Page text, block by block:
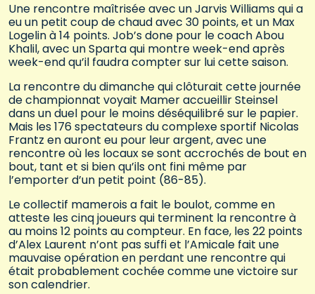
Une rencontre maîtrisée avec un Jarvis Williams qui a
eu un petit coup de chaud avec 30 points, et un Max
Logelin à 14 points. Job’s done pour le coach Abou
Khalil, avec un Sparta qui montre week-end après
week-end qu’il faudra compter sur lui cette saison.
La rencontre du dimanche qui clôturait cette journée
de championnat voyait Mamer accueillir Steinsel
dans un duel pour le moins déséquilibré sur le papier.
Mais les 176 spectateurs du complexe sportif Nicolas
Frantz en auront eu pour leur argent, avec une
rencontre où les locaux se sont accrochés de bout en
bout, tant et si bien qu’ils ont fini même par
l’emporter d’un petit point (86-85).
Le collectif mamerois a fait le boulot, comme en
atteste les cinq joueurs qui terminent la rencontre à
au moins 12 points au compteur. En face, les 22 points
d’Alex Laurent n’ont pas suffi et l’Amicale fait une
mauvaise opération en perdant une rencontre qui
était probablement cochée comme une victoire sur
son calendrier.